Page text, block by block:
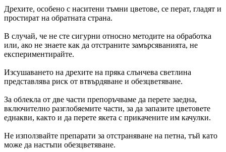
Дрехите, особено с наситени тъмни цветове, се перат, гладят и
простират на обратната страна.
В случай, че не сте сигурни относно методите на обработка
или, ако не знаете как да отстраните замърсяванията, не
експериментирайте.
Изсушаването на дрехите на пряка слънчева светлина
представлява риск от втвърдяване и обезцветяване.
За облекла от две части препоръчваме да перете заедна,
включително разглобяемите части, за да запазите цветовете
еднакви, както и да перете якета с прикачените им качулки.
Не използвайте препарати за отстраняване на петна, тъй като
може да настъпи обезцветяване.